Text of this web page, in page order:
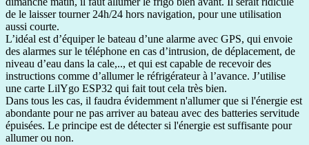
de le laisser tourner 24h/24 hors navigation, pour une utilisation
aussi courte.
L’idéal est d’équiper le bateau d’une alarme avec GPS, qui envoie
des alarmes sur le téléphone en cas d’intrusion, de déplacement, de
niveau d’eau dans la cale,.., et qui est capable de recevoir des
instructions comme d’allumer le réfrigérateur à l’avance. J’utilise
une carte LilYgo ESP32 qui fait tout cela très bien.
Dans tous les cas, il faudra évidemment n'allumer que si l'énergie est
abondante pour ne pas arriver au bateau avec des batteries servitude
épuisées. Le principe est de détecter si l'énergie est suffisante pour
allumer ou non.